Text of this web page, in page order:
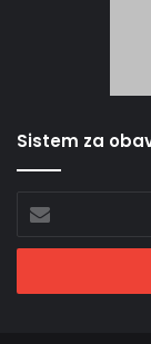
Sistem za
Unesite
Email
adresu